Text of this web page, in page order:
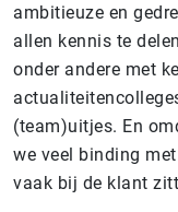
ambitieuze en
allen kennis te
onder andere met
(team)uitjes. En
we veel binding
vaak bij de klant